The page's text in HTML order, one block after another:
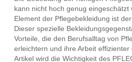
kann nicht hoch genug eingeschätzt
Element der Pflegebekleidung ist der
Dieser spezielle
Vorteile, die den Berufsalltag von
erleichtern und ihre Arbeit
Artikel wird die Wichtigkeit des